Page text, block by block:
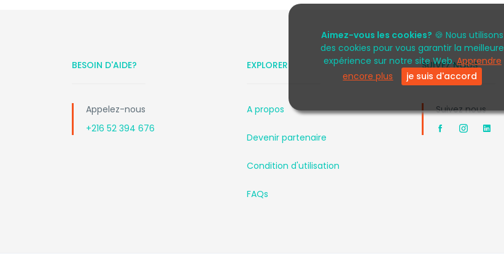
Aimez-vous les cookies? 🍪 Nous utilisons
des cookies pour vous garantir la meilleure
expérience sur notre site Web.Apprendre
encore plus
je suis d'accord
BESOIN D'AIDE?
Appelez-nous
+216 52 394 676
EXPLORER
A propos
Devenir partenaire
Condition d'utilisation
FAQs
SUIVEZ NOUS
Suivez nous